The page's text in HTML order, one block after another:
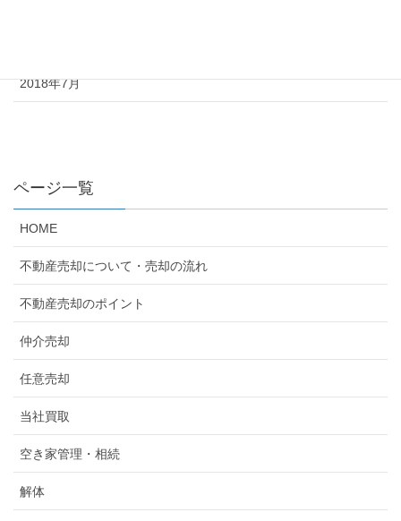
2018年7月
ページ一覧
HOME
不動産売却について・売却の流れ
不動産売却のポイント
仲介売却
任意売却
当社買取
空き家管理・相続
解体